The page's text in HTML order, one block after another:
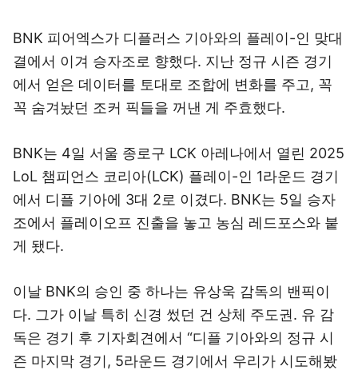
BNK 피어엑스가 디플러스 기아와의 플레이-인 맞대
결에서 이겨 승자조로 향했다. 지난 정규 시즌 경기
에서 얻은 데이터를 토대로 조합에 변화를 주고, 꼭
꼭 숨겨놨던 조커 픽들을 꺼낸 게 주효했다.
BNK는 4일 서울 종로구 LCK 아레나에서 열린 2025
LoL 챔피언스 코리아(LCK) 플레이-인 1라운드 경기
에서 디플 기아에 3대 2로 이겼다. BNK는 5일 승자
조에서 플레이오프 진출을 놓고 농심 레드포스와 붙
게 됐다.
이날 BNK의 승인 중 하나는 유상욱 감독의 밴픽이
다. 그가 이날 특히 신경 썼던 건 상체 주도권. 유 감
독은 경기 후 기자회견에서 “디플 기아와의 정규 시
즌 마지막 경기, 5라운드 경기에서 우리가 시도해봤